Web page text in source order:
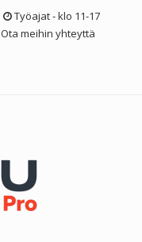
Työajat - klo 11-17
Ota meihin yhteyttä